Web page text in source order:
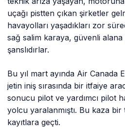
uçağı pistten çıkan şirketler
havayolları yaşadıkları zor
sağ salim karaya, güvenli alana
şanslıdırlar.
Bu yıl mart ayında Air Canada
jetin iniş sırasında bir itfaiye
sonucu pilot ve yardımcı pilot
yolcu yaralanmıştı. Bu kaza
kayıtlara geçti.